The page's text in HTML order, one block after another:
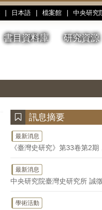
日本語 檔案館 中央研究
書目資料庫 研究資源
停
訊息摘要
最新消息
《臺灣史研究》第33卷第2期
最新消息
中央研究院臺灣史研究所 誠
學術活動